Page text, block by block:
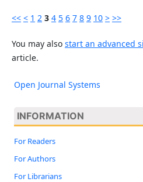
<< < 1 2 3 4 5 6 7 8 9 10 > >>
You may also start an advanced
article.
Open Journal Systems
INFORMATION
For Readers
For Authors
For Librarians